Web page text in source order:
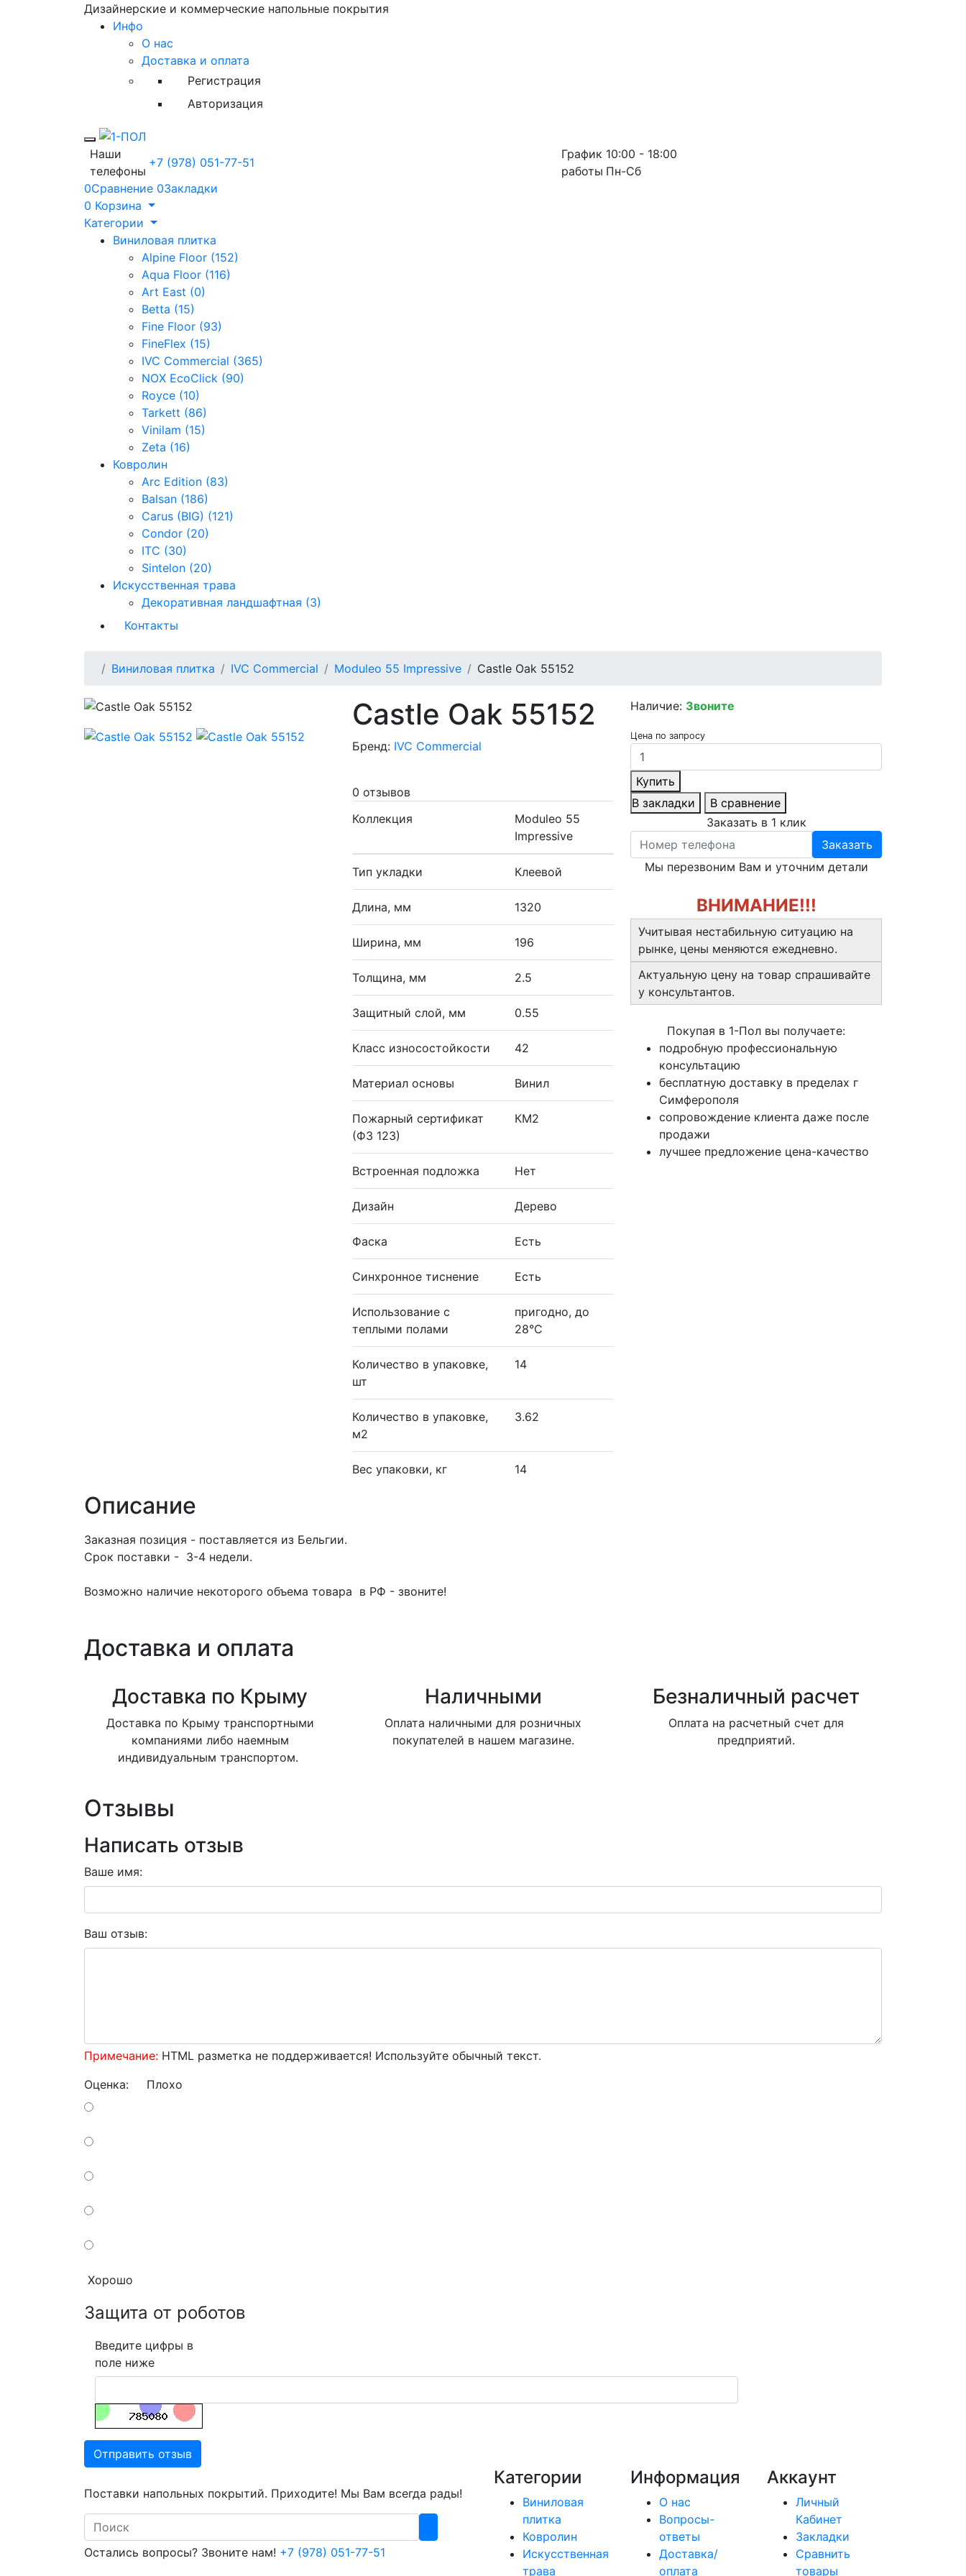
Дизайнерские и коммерческие напольные покрытия
Инфо
О нас
Доставка и оплата
Регистрация
Авторизация
Toggle mobile menu
Наши
телефоны
+7 (978) 051-77-51
График
работы
10:00 - 18:00
Пн-Сб
0Сравнение 0Закладки
0 Корзина
Категории
Виниловая плитка
Alpine Floor (152)
Aqua Floor (116)
Art East (0)
Betta (15)
Fine Floor (93)
FineFlex (15)
IVC Commercial (365)
NOX EcoClick (90)
Royce (10)
Tarkett (86)
Vinilam (15)
Zeta (16)
Ковролин
Arc Edition (83)
Balsan (186)
Carus (BIG) (121)
Condor (20)
ITC (30)
Sintelon (20)
Искусственная трава
Декоративная ландшафтная (3)
Контакты
Виниловая плитка IVC Commercial Moduleo 55 Impressive Castle Oak 55152
Castle Oak 55152
Бренд: IVC Commercial
0 отзывов
Коллекция
Moduleo 55
Impressive
Тип укладки Клеевой
Длина, мм 1320
Ширина, мм 196
Толщина, мм 2.5
Защитный слой, мм 0.55
Класс износостойкости 42
Материал основы Винил
Пожарный сертификат
(ФЗ 123)
КМ2
Встроенная подложка Нет
Дизайн Дерево
Фаска Есть
Синхронное тиснение Есть
Использование с
теплыми полами
пригодно, до
28°С
Количество в упаковке,
шт
14
Количество в упаковке,
м2
3.62
Вес упаковки, кг 14
Наличие: Звоните
Цена по запросу
Купить
В закладки
В сравнение
Заказать в 1 клик
Заказать
Мы перезвоним Вам и уточним детали
ВНИМАНИЕ!!!
Учитывая нестабильную ситуацию на
рынке, цены меняются ежедневно.
Актуальную цену на товар спрашивайте
у консультантов.
Покупая в 1-Пол вы получаете:
подробную профессиональную
консультацию
бесплатную доставку в пределах г
Симферополя
сопровождение клиента даже после
продажи
лучшее предложение цена-качество
Описание
Заказная позиция - поставляется из Бельгии.
Срок поставки - 3-4 недели.
Возможно наличие некоторого объема товара в РФ - звоните!
Доставка и оплата
Доставка по Крыму
Доставка по Крыму транспортными
компаниями либо наемным
индивидуальным транспортом.
Наличными
Оплата наличными для розничных
покупателей в нашем магазине.
Безналичный расчет
Оплата на расчетный счет для
предприятий.
Отзывы
Написать отзыв
Ваше имя:
Ваш отзыв:
Примечание: HTML разметка не поддерживается! Используйте обычный текст.
Оценка: Плохо
Хорошо
Защита от роботов
Введите цифры в
поле ниже
Отправить отзыв
Поставки напольных покрытий. Приходите! Мы Вам всегда рады!
Search
Остались вопросы? Звоните нам! +7 (978) 051-77-51
Категории
Виниловая
плитка
Ковролин
Искусственная
трава
Информация
О нас
Вопросы-
ответы
Доставка/
оплата
Аккаунт
Личный
Кабинет
Закладки
Сравнить
товары